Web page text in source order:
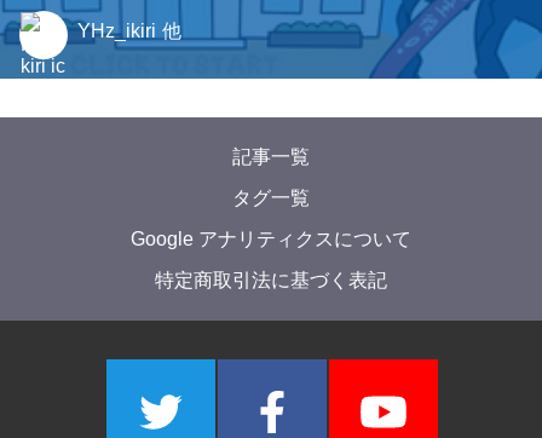
YHz_ikiri 他
記事一覧
タグ一覧
Google アナリティクスについて
特定商取引法に基づく表記